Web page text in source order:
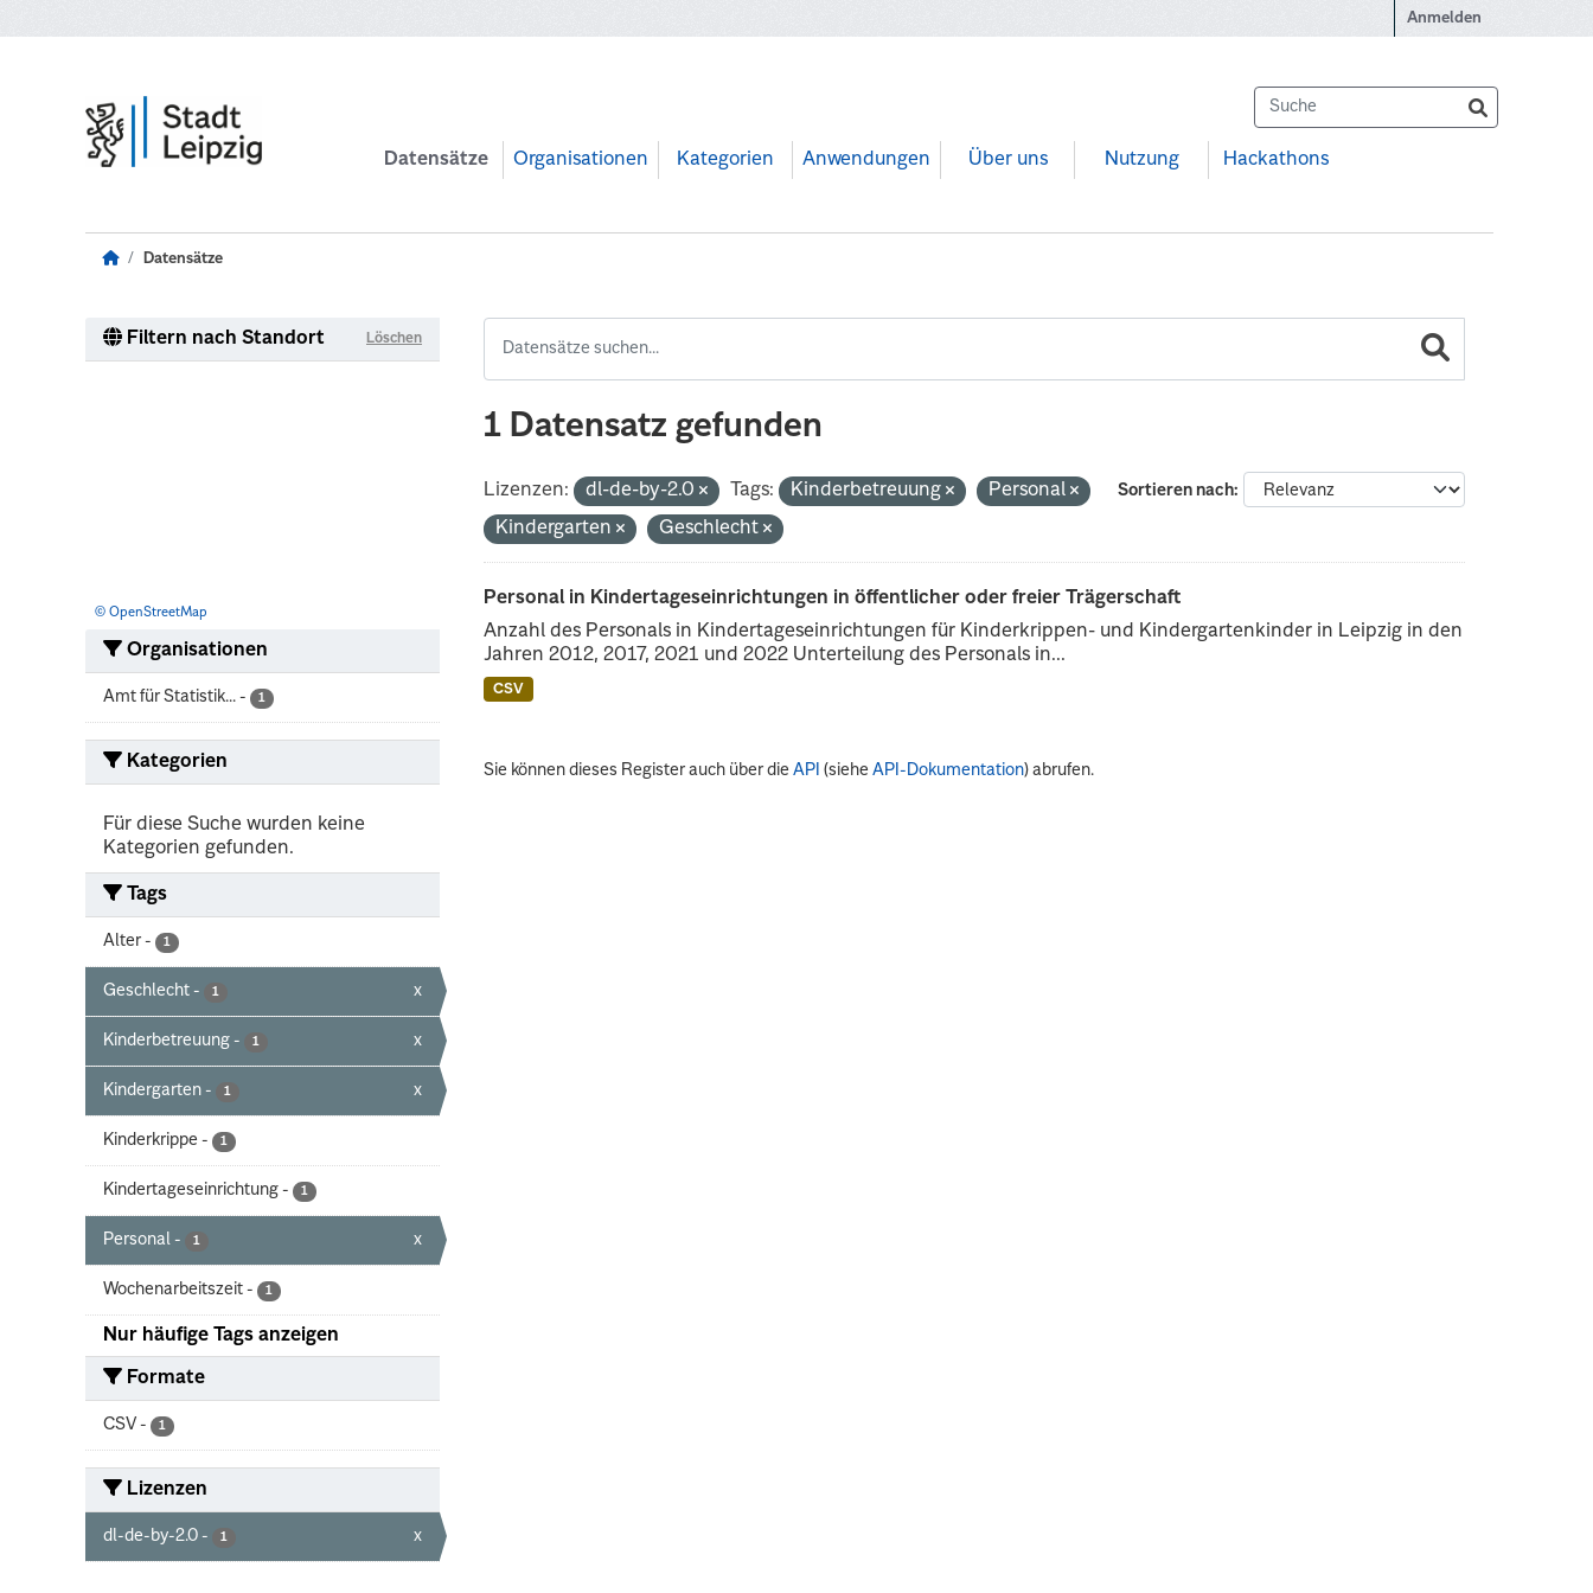
Anmelden
Datensätze Organisationen Kategorien Anwendungen Über uns Nutzung Hackathons
Datensätze
Filtern nach Standort Löschen
© OpenStreetMap
Organisationen
Amt für Statistik... - 1
Kategorien
Für diese Suche wurden keine
Kategorien gefunden.
Tags
Alter - 1
Geschlecht - 1 x
Kinderbetreuung - 1 x
Kindergarten - 1 x
Kinderkrippe - 1
Kindertageseinrichtung - 1
Personal - 1 x
Wochenarbeitszeit - 1
Nur häufige Tags anzeigen
Formate
CSV - 1
Lizenzen
dl-de-by-2.0 - 1 x
1 Datensatz gefunden
Sortieren nach
Lizenzen: dl-de-by-2.0 Tags: Kinderbetreuung
Personal
Kindergarten
Geschlecht
Personal in Kindertageseinrichtungen in öffentlicher oder freier Trägerschaft
Anzahl des Personals in Kindertageseinrichtungen für Kinderkrippen- und Kindergartenkinder in Leipzig in den
Jahren 2012, 2017, 2021 und 2022 Unterteilung des Personals in...
CSV
Sie können dieses Register auch über dieAPI (sieheAPI-Dokumentation) abrufen.